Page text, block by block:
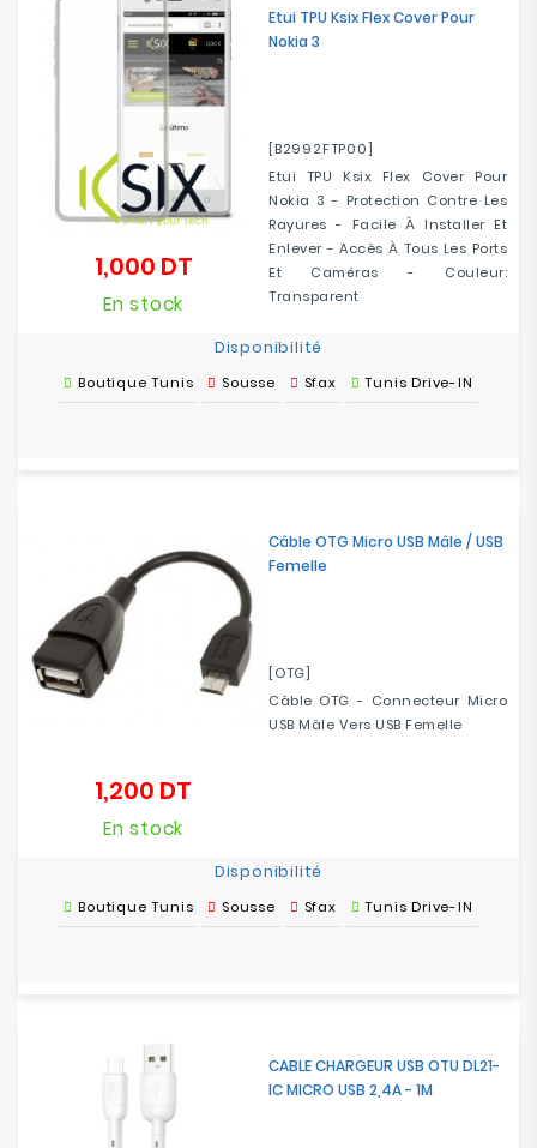
Electroménager
Bureautique
Sécurité
Etui TPU Ksix Flex Cover Pour
Nokia 3
[B2992FTP00]
Etui TPU Ksix Flex Cover Pour
Nokia 3 - Protection Contre Les
Rayures - Facile À Installer Et
Enlever - Accès À Tous Les Ports
Et Caméras - Couleur:
Transparent
1,000 DTPrix
En stock
Disponibilité
Boutique Tunis Sousse Sfax Tunis Drive-IN
Câble OTG Micro USB Mâle / USB
Femelle
[OTG]
Câble OTG - Connecteur Micro
USB Mâle Vers USB Femelle
1,200 DT
En stock
Disponibilité
Boutique Tunis Sousse Sfax Tunis Drive-IN
CABLE CHARGEUR USB OTU DL21-
IC MICRO USB 2,4A - 1M